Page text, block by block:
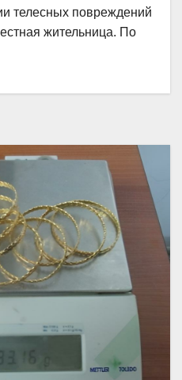
телесных повреждений
жительница. По